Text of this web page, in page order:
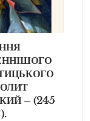
– (245